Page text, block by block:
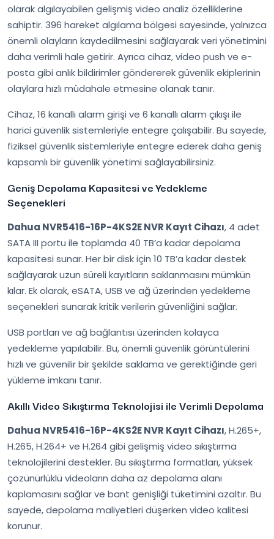
olarak algılayabilen gelişmiş video analiz özelliklerine
sahiptir. 396 hareket algılama bölgesi sayesinde, yalnızca
önemli olayların kaydedilmesini sağlayarak veri yönetimini
daha verimli hale getirir. Ayrıca cihaz, video push ve e-
posta gibi anlık bildirimler göndererek güvenlik ekiplerinin
olaylara hızlı müdahale etmesine olanak tanır.
Cihaz, 16 kanallı alarm girişi ve 6 kanallı alarm çıkışı ile
harici güvenlik sistemleriyle entegre çalışabilir. Bu sayede,
fiziksel güvenlik sistemleriyle entegre ederek daha geniş
kapsamlı bir güvenlik yönetimi sağlayabilirsiniz.
Geniş Depolama Kapasitesi ve Yedekleme
Seçenekleri
Dahua NVR5416-16P-4KS2E NVR Kayıt Cihazı, 4 adet
SATA III portu ile toplamda 40 TB’a kadar depolama
kapasitesi sunar. Her bir disk için 10 TB’a kadar destek
sağlayarak uzun süreli kayıtların saklanmasını mümkün
kılar. Ek olarak, eSATA, USB ve ağ üzerinden yedekleme
seçenekleri sunarak kritik verilerin güvenliğini sağlar.
USB portları ve ağ bağlantısı üzerinden kolayca
yedekleme yapılabilir. Bu, önemli güvenlik görüntülerini
hızlı ve güvenilir bir şekilde saklama ve gerektiğinde geri
yükleme imkanı tanır.
Akıllı Video Sıkıştırma Teknolojisi ile Verimli Depolama
Dahua NVR5416-16P-4KS2E NVR Kayıt Cihazı, H.265+,
H.265, H.264+ ve H.264 gibi gelişmiş video sıkıştırma
teknolojilerini destekler. Bu sıkıştırma formatları, yüksek
çözünürlüklü videoların daha az depolama alanı
kaplamasını sağlar ve bant genişliği tüketimini azaltır. Bu
sayede, depolama maliyetleri düşerken video kalitesi
korunur.